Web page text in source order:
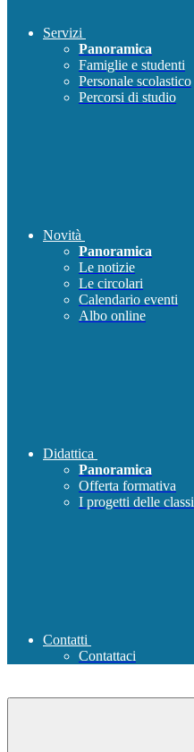
Servizi
Panoramica
Famiglie e studenti
Personale scolastico
Percorsi di studio
Novità
Panoramica
Le notizie
Le circolari
Calendario eventi
Albo online
Didattica
Panoramica
Offerta formativa
I progetti delle classi
Contatti
Contattaci